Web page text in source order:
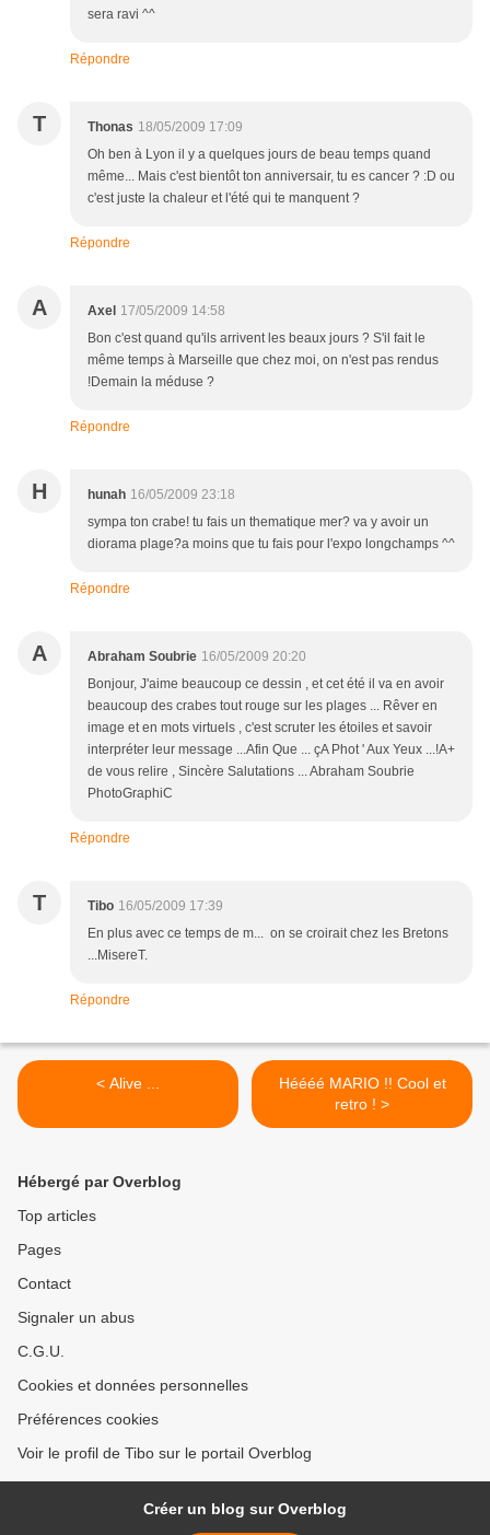
sera ravi ^^
Répondre
T Thonas 18/05/2009 17:09
Oh ben à Lyon il y a quelques jours de beau temps quand
même... Mais c'est bientôt ton anniversair, tu es cancer ? :D ou
c'est juste la chaleur et l'été qui te manquent ?
Répondre
A Axel 17/05/2009 14:58
Bon c'est quand qu'ils arrivent les beaux jours ? S'il fait le
même temps à Marseille que chez moi, on n'est pas rendus
!Demain la méduse ?
Répondre
H hunah 16/05/2009 23:18
sympa ton crabe! tu fais un thematique mer? va y avoir un
diorama plage?a moins que tu fais pour l'expo longchamps ^^
Répondre
A Abraham Soubrie 16/05/2009 20:20
Bonjour, J'aime beaucoup ce dessin , et cet été il va en avoir
beaucoup des crabes tout rouge sur les plages ... Rêver en
image et en mots virtuels , c'est scruter les étoiles et savoir
interpréter leur message ...Afin Que ... çA Phot ' Aux Yeux ...!A+
de vous relire , Sincère Salutations ... Abraham Soubrie
PhotoGraphiC
Répondre
T Tibo 16/05/2009 17:39
En plus avec ce temps de m... on se croirait chez les Bretons
...MisereT.
Répondre
< Alive ...
Héééé MARIO !! Cool et
retro ! >
Hébergé par Overblog
Top articles
Pages
Contact
Signaler un abus
C.G.U.
Cookies et données personnelles
Préférences cookies
Voir le profil de Tibo sur le portail Overblog
Créer un blog sur Overblog